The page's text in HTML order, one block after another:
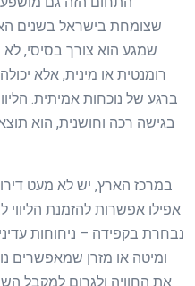
שצומחת בישראל בשנים
שמגע הוא צורך בסיסי, לא
רומנטית או מינית, אלא
ברגע של נוכחות אמיתית.
בגישה רכה וחושנית, הוא
במרכז הארץ, יש לא מעט
אפילו אפשרות להזמנת הליווי
נבחרת בקפידה – ניחוחות
ומיטה או מזרן שמאפשרים
את החוויה ולגרום למקבל